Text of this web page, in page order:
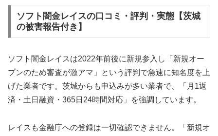
ソフト闇金レイスの口コミ・評判・実態【茨城
の被害報告付き】
ソフト闇金レイスは2022年前後に新規参入し「新規オー
プンのため審査が激アマ」という評判で急速に知名度を上
げた業者です。茨城からも申込みが多い業者で、「月1返
済・土日融資・365日24時間対応」を強調しています。
レイスも金融庁への登録は一切確認できません。「新規オ